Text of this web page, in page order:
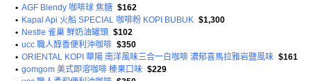
• AGF Blendy 咖啡球 焦糖 $162
• Kapal Api 火船 SPECIAL 咖啡粉 KOPI BUBUK $1,300
• Nestle 雀巢 鮮奶油罐頭 $102
• ucc 職人醇香便利沖咖啡 $350
• ORIENTAL KOPI 華陽 南洋風味三合一白咖啡 濃郁喜馬拉雅岩鹽風味 $161
• gomgom 美式即溶咖啡 榛果口味 $229